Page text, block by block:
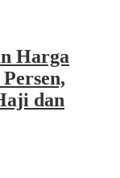
Harga
dan